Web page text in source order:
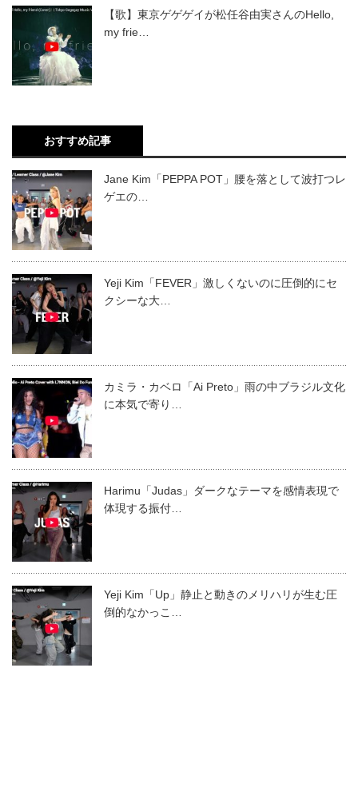
【歌】東京ゲゲゲイが松任谷由実さんのHello,
my frie…
おすすめ記事
Jane Kim「PEPPA POT」腰を落として波打つレ
ゲエの…
Yeji Kim「FEVER」激しくないのに圧倒的にセ
クシーな大…
カミラ・カベロ「Ai Preto」雨の中ブラジル文化
に本気で寄り…
Harimu「Judas」ダークなテーマを感情表現で
体現する振付…
Yeji Kim「Up」静止と動きのメリハリが生む圧
倒的なかっこ…